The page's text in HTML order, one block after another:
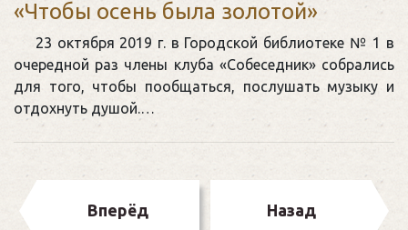
«Чтобы осень была золотой»
23 октября 2019 г. в Городской библиотеке № 1 в
очередной раз члены клуба «Собеседник» собрались
для того, чтобы пообщаться, послушать музыку и
отдохнуть душой.…
Вперёд Назад